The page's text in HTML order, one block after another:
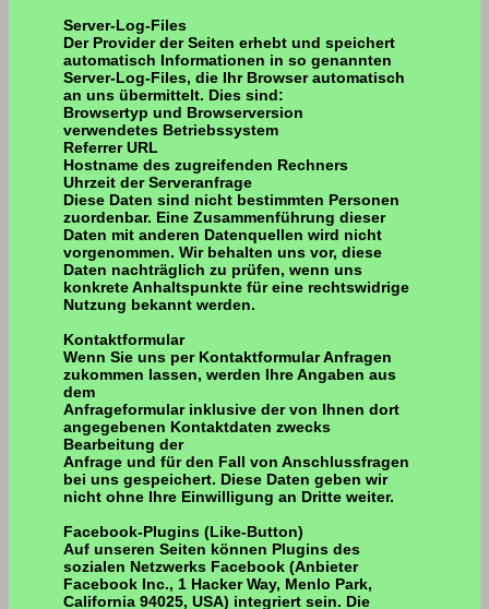
Server-Log-Files
Der Provider der Seiten erhebt und speichert
automatisch Informationen in so genannten
Server-Log-Files, die Ihr Browser automatisch
an uns übermittelt. Dies sind:
Browsertyp und Browserversion
verwendetes Betriebssystem
Referrer URL
Hostname des zugreifenden Rechners
Uhrzeit der Serveranfrage
Diese Daten sind nicht bestimmten Personen
zuordenbar. Eine Zusammenführung dieser
Daten mit anderen Datenquellen wird nicht
vorgenommen. Wir behalten uns vor, diese
Daten nachträglich zu prüfen, wenn uns
konkrete Anhaltspunkte für eine rechtswidrige
Nutzung bekannt werden.
Kontaktformular
Wenn Sie uns per Kontaktformular Anfragen
zukommen lassen, werden Ihre Angaben aus
dem
Anfrageformular inklusive der von Ihnen dort
angegebenen Kontaktdaten zwecks
Bearbeitung der
Anfrage und für den Fall von Anschlussfragen
bei uns gespeichert. Diese Daten geben wir
nicht ohne Ihre Einwilligung an Dritte weiter.
Facebook-Plugins (Like-Button)
Auf unseren Seiten können Plugins des
sozialen Netzwerks Facebook (Anbieter
Facebook Inc., 1 Hacker Way, Menlo Park,
California 94025, USA) integriert sein. Die